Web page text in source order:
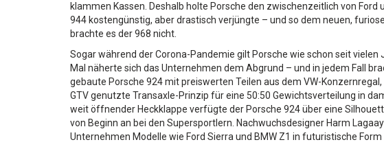
klammen Kassen. Deshalb holte Porsche den zwischenzeitlich von
944 kostengünstig, aber drastisch verjüngte – und so dem neuen,
brachte es der 968 nicht.
Sogar während der Corona-Pandemie gilt Porsche wie schon seit
Mal näherte sich das Unternehmen dem Abgrund – und in jedem Fall
gebaute Porsche 924 mit preiswerten Teilen aus dem VW-
GTV genutzte Transaxle-Prinzip für eine 50:50 Gewichtsverteilung in
weit öffnender Heckklappe verfügte der Porsche 924 über eine
von Beginn an bei den Supersportlern. Nachwuchsdesigner Harm
Unternehmen Modelle wie Ford Sierra und BMW Z1 in futuristische Form